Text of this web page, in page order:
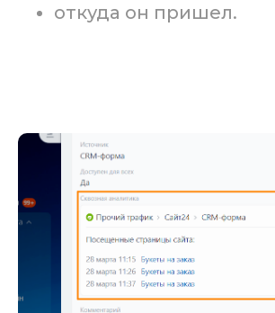
откуда он пришел.